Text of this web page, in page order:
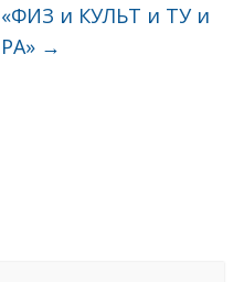
«ФИЗ и КУЛЬТ и ТУ и
РА» →